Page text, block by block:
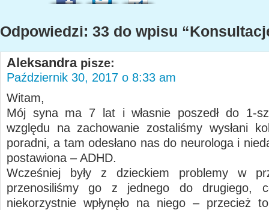
Odpowiedzi: 33 do wpisu
Aleksandra pisze:
Październik 30, 2017 o 8:33 am
Witam,
Mój syna ma 7 lat i własnie poszedł do 1-
względu na zachowanie zostaliśmy wysłani
poradni, a tam odesłano nas do neurologa i
postawiona – ADHD.
Wcześniej były z dzieckiem problemy w
przenosiliśmy go z jednego do drugiego,
niekorzystnie wpłynęło na niego – przecież